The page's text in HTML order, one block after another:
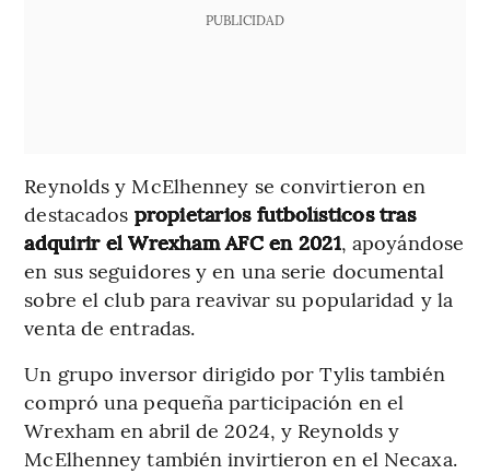
PUBLICIDAD
Reynolds y McElhenney se convirtieron en
destacados propietarios futbolísticos tras
adquirir el Wrexham AFC en 2021, apoyándose
en sus seguidores y en una serie documental
sobre el club para reavivar su popularidad y la
venta de entradas.
Un grupo inversor dirigido por Tylis también
compró una pequeña participación en el
Wrexham en abril de 2024, y Reynolds y
McElhenney también invirtieron en el Necaxa.